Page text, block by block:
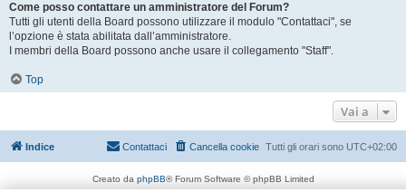
Come posso contattare un amministratore del Forum?
Tutti gli utenti della Board possono utilizzare il modulo "Contattaci", se
l’opzione è stata abilitata dall’amministratore.
I membri della Board possono anche usare il collegamento "Staff".
Top
Vai a
Indice Tutti gli orari sono UTC+02:00
Cancella cookie
Contattaci
Creato da phpBB® Forum Software © phpBB Limited